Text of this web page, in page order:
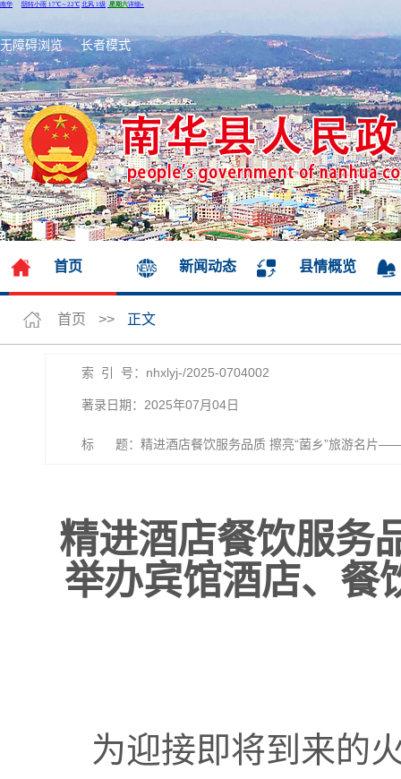
无障碍浏览 长者模式
首页 新闻动态 县情概览
首页 >> 正文
索 引 号：nhxlyj-/2025-0704002
著录日期：2025年07月04日
标 题：精进酒店餐饮服务品质 擦亮“菌乡”旅游名片——
精进酒店餐饮服
举办宾馆酒店、餐
为迎接即将到来的